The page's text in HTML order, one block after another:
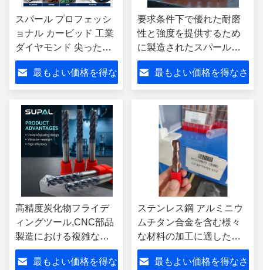
スパール プロフェッシ
ョナル カービッド 工業
ダイヤモンド 尖った
PCD TCT ソーブレード
完成式 ホットプレス プ
ロセス OEM カスタマイ
ズ
最もよい価格を得な
要求条件下で優れた耐磨
性と強度を提供するため
に製造されたスパールカ
ービッドフレッシングツ
ール最もよい価格を得なさ
高精度炭化物フライデ
ィングツール,CNC部品
製造における複雑な表
面フライディングと細
工に適しています.
最もよい価格を得な
ステンレス鋼 アルミニウ
ムチタン合金を含む様々
な材料の加工に適した炭
酸塩粉砕ツール
最もよい価格を得なさ